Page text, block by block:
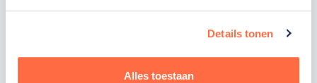
Details tonen
Alles toestaan
sportiefste land van de wereld maken.